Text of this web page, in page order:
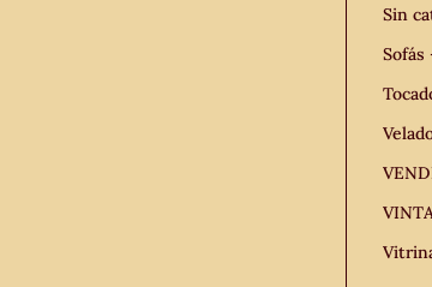
Sin
Sofás